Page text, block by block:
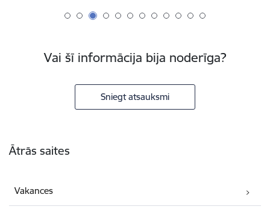
Vai šī informācija bija noderīga?
Sniegt atsauksmi
Ātrās saites
Vakances